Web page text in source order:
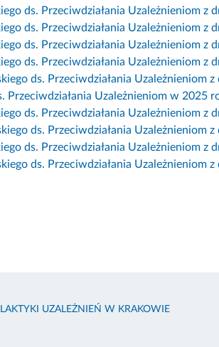
ds. Przeciwdziałania Uzależnieniom z
ds. Przeciwdziałania Uzależnieniom z
ds. Przeciwdziałania Uzależnieniom z
ds. Przeciwdziałania Uzależnieniom z
ds. Przeciwdziałania Uzależnieniom
Przeciwdziałania Uzależnieniom w 2025
ds. Przeciwdziałania Uzależnieniom z
ds. Przeciwdziałania Uzależnieniom
ds. Przeciwdziałania Uzależnieniom z
ds. Przeciwdziałania Uzależnieniom
UZALEŻNIEŃ W KRAKOWIE